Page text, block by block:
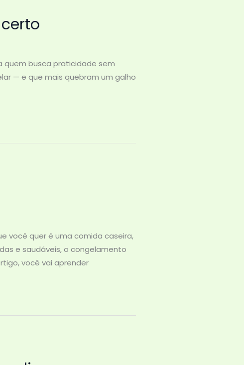
quem busca praticidade sem
— e que mais quebram um galho
você quer é uma comida caseira,
e saudáveis, o congelamento
você vai aprender